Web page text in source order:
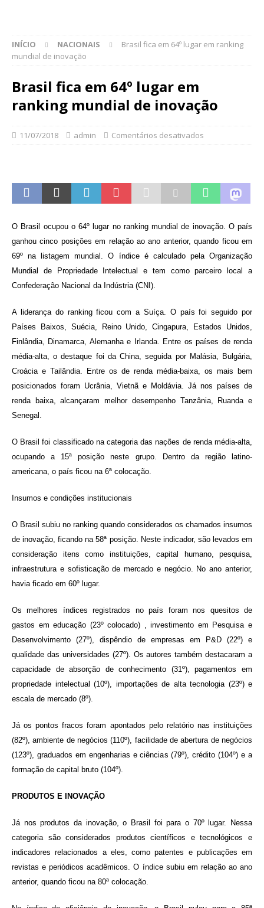
INÍCIO NACIONAIS
Brasil fica em 64º lugar em ranking
mundial de inovação
Brasil fica em 64º lugar em
ranking mundial de inovação
11/07/2018 admin Comentários desativados
O Brasil ocupou o 64º lugar no ranking mundial de inovação. O país
ganhou cinco posições em relação ao ano anterior, quando ficou em
69º na listagem mundial. O índice é calculado pela Organização
Mundial de Propriedade Intelectual e tem como parceiro local a
Confederação Nacional da Indústria (CNI).
A liderança do ranking ficou com a Suíça. O país foi seguido por
Países Baixos, Suécia, Reino Unido, Cingapura, Estados Unidos,
Finlândia, Dinamarca, Alemanha e Irlanda. Entre os países de renda
média-alta, o destaque foi da China, seguida por Malásia, Bulgária,
Croácia e Tailândia. Entre os de renda média-baixa, os mais bem
posicionados foram Ucrânia, Vietnã e Moldávia. Já nos países de
renda baixa, alcançaram melhor desempenho Tanzânia, Ruanda e
Senegal.
O Brasil foi classificado na categoria das nações de renda média-alta,
ocupando a 15ª posição neste grupo. Dentro da região latino-
americana, o país ficou na 6ª colocação.
Insumos e condições institucionais
O Brasil subiu no ranking quando considerados os chamados insumos
de inovação, ficando na 58ª posição. Neste indicador, são levados em
consideração itens como instituições, capital humano, pesquisa,
infraestrutura e sofisticação de mercado e negócio. No ano anterior,
havia ficado em 60º lugar.
Os melhores índices registrados no país foram nos quesitos de
gastos em educação (23º colocado) , investimento em Pesquisa e
Desenvolvimento (27º), dispêndio de empresas em P&D (22º) e
qualidade das universidades (27º). Os autores também destacaram a
capacidade de absorção de conhecimento (31º), pagamentos em
propriedade intelectual (10º), importações de alta tecnologia (23º) e
escala de mercado (8º).
Já os pontos fracos foram apontados pelo relatório nas instituições
(82º), ambiente de negócios (110º), facilidade de abertura de negócios
(123º), graduados em engenharias e ciências (79º), crédito (104º) e a
formação de capital bruto (104º).
PRODUTOS E INOVAÇÃO
Já nos produtos da inovação, o Brasil foi para o 70º lugar. Nessa
categoria são considerados produtos científicos e tecnológicos e
indicadores relacionados a eles, como patentes e publicações em
revistas e periódicos acadêmicos. O índice subiu em relação ao ano
anterior, quando ficou na 80ª colocação.